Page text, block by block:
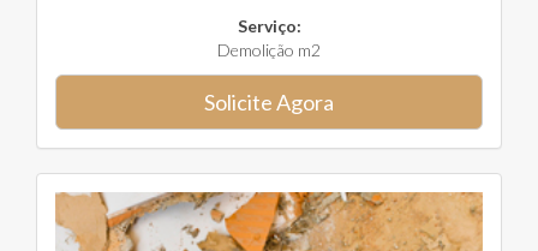
Serviço:
Demolição m2
Solicite Agora